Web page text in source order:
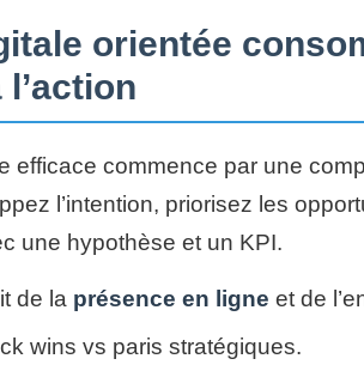
orientée
efficace commence par une
l’intention, priorisez les
une hypothèse et un KPI.
de la présence en ligne et de
wins vs paris stratégiques.